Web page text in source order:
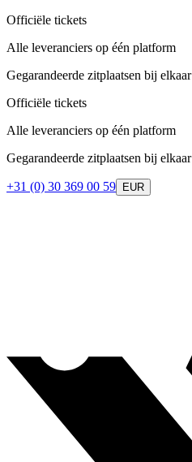
Officiële tickets
Alle leveranciers op één platform
Gegarandeerde zitplaatsen bij elkaar
Officiële tickets
Alle leveranciers op één platform
Gegarandeerde zitplaatsen bij elkaar
+31 (0) 30 369 00 59 EUR